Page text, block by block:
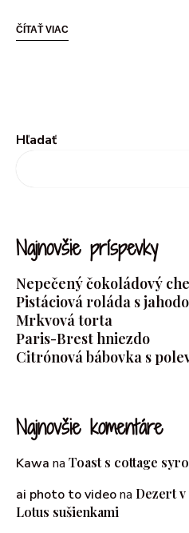
ČÍTAŤ VIAC
Hľadať
Najnovšie príspevky
Nepečený čokoládový
Pistáciová roláda s
Mrkvová torta
Paris-Brest hniezdo
Citrónová bábovka s
Najnovšie komentáre
Kawa na Toast s cottage
ai photo to videona Dezert
Lotus sušienkami